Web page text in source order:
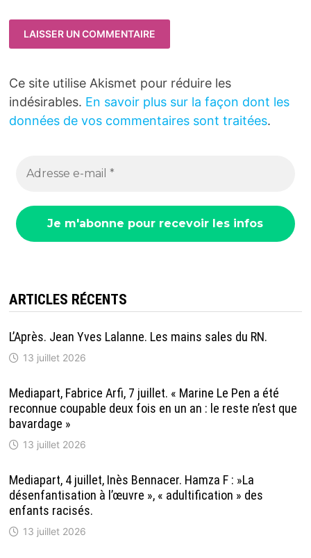
Ce site utilise Akismet pour réduire les
indésirables. En savoir plus sur la façon dont les
données de vos commentaires sont traitées.
ARTICLES RÉCENTS
L’Après. Jean Yves Lalanne. Les mains sales du RN.
13 juillet 2026
Mediapart, Fabrice Arfi, 7 juillet. « Marine Le Pen a été
reconnue coupable deux fois en un an : le reste n’est que
bavardage »
13 juillet 2026
Mediapart, 4 juillet, Inès Bennacer. Hamza F : »La
désenfantisation à l’œuvre », « adultification » des
enfants racisés.
13 juillet 2026